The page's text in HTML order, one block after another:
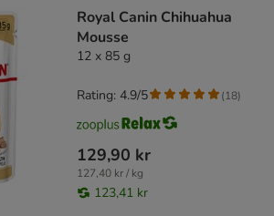
Royal Canin Chihuahua
Mousse
12 x 85 g
129,90 kr
127,40 kr / kg
123,41 kr
Rating: 4.9/5 (18)